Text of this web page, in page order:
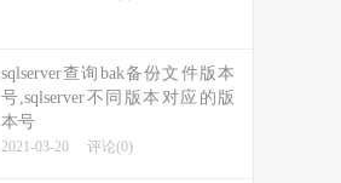
sqlserver查询bak备份文件版本
号,sqlserver不同版本对应的版
本号
2021-03-20 评论(0)